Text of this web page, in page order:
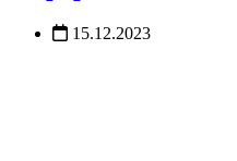
15.12.2023